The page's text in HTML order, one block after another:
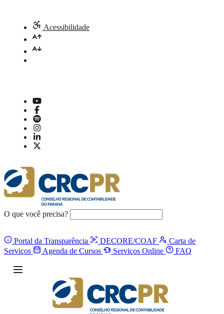
Acessibilidade
O que você precisa?
Portal da Transparência DECORE/COAF
Carta de
Serviços
Agenda de Cursos Serviços Online FAQ